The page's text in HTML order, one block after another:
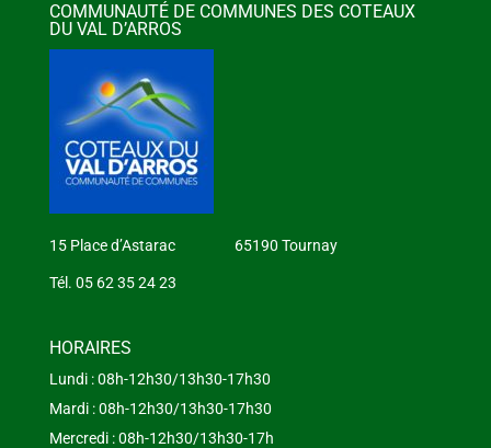
COMMUNAUTÉ DE COMMUNES DES COTEAUX
DU VAL D’ARROS
15 Place d’Astarac 65190 Tournay
Tél. 05 62 35 24 23
HORAIRES
Lundi : 08h-12h30/13h30-17h30
Mardi : 08h-12h30/13h30-17h30
Mercredi : 08h-12h30/13h30-17h